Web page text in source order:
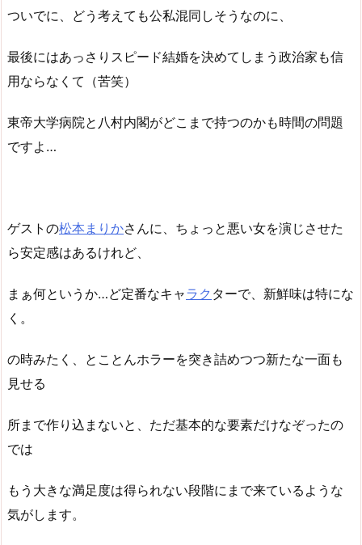
ついでに、どう考えても公私混同しそうなのに、
最後にはあっさりスピード結婚を決めてしまう政治家も信
用ならなくて（苦笑）
東帝大学病院と八村内閣がどこまで持つのかも時間の問題
ですよ…
ゲストの松本まりかさんに、ちょっと悪い女を演じさせた
ら安定感はあるけれど、
まぁ何というか…ど定番なキャラク ターで、新鮮味は特にな
く。
の時みたく、とことんホラーを突き詰めつつ新たな一面も
見せる
所まで作り込まないと、ただ基本的な要素だけなぞったの
では
もう大きな満足度は得られない段階にまで来ているような
気がします。